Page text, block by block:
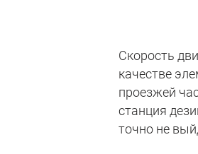
Скорость
качестве
проезжей
станция
точно не